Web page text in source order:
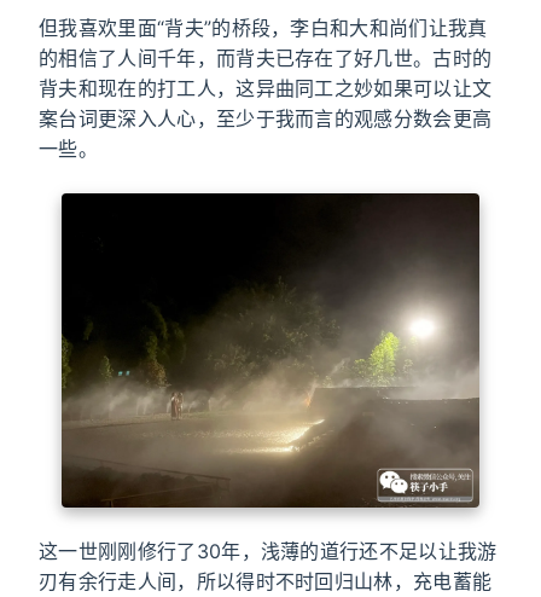
但我喜欢里面“背夫”的桥段，李白和大和尚们让我真
的相信了人间千年，而背夫已存在了好几世。古时的
背夫和现在的打工人，这异曲同工之妙如果可以让文
案台词更深入人心，至少于我而言的观感分数会更高
一些。
这一世刚刚修行了30年，浅薄的道行还不足以让我游
刃有余行走人间，所以得时不时回归山林，充电蓄能